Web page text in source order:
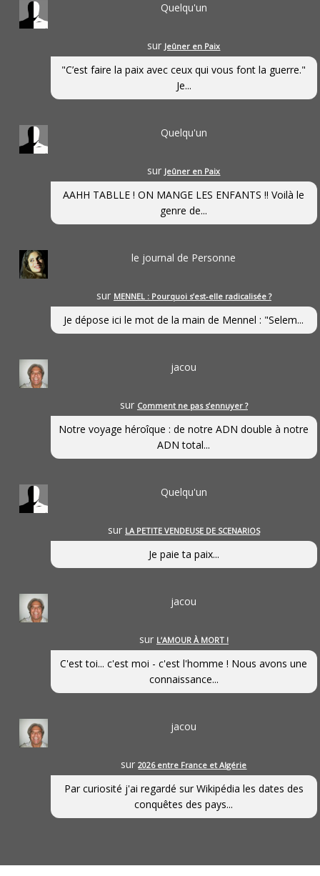
Quelqu'un
sur Jeûner en Paix
"C’est faire la paix avec ceux qui vous font la guerre."
Je...
Quelqu'un
sur Jeûner en Paix
AAHH TABLLE ! ON MANGE LES ENFANTS !! Voilà le
genre de...
le journal de Personne
sur MENNEL : Pourquoi s’est-elle radicalisée ?
Je dépose ici le mot de la main de Mennel : "Selem...
jacou
sur Comment ne pas s’ennuyer ?
Notre voyage héroîque : de notre ADN double à notre
ADN total...
Quelqu'un
sur LA PETITE VENDEUSE DE SCENARIOS
Je paie ta paix...
jacou
sur L’AMOUR À MORT !
C'est toi... c'est moi - c'est l'homme ! Nous avons une
connaissance...
jacou
sur2026 entre France et Algérie
Par curiosité j'ai regardé sur Wikipédia les dates des
conquêtes des pays...